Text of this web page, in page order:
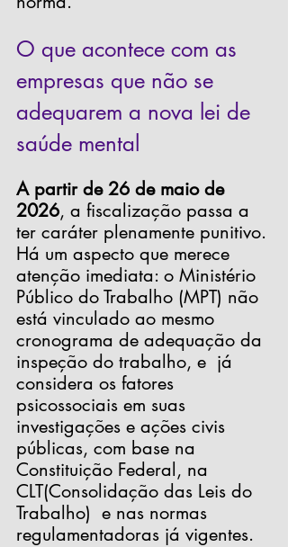
O que acontece com as
empresas que não se
adequarem a nova lei de
saúde mental
A partir de 26 de maio de
2026, a fiscalização passa a
ter caráter plenamente punitivo.
Há um aspecto que merece
atenção imediata: o Ministério
Público do Trabalho (MPT) não
está vinculado ao mesmo
cronograma de adequação da
inspeção do trabalho, e  já
considera os fatores
psicossociais em suas
investigações e ações civis
públicas, com base na
Constituição Federal, na
CLT(Consolidação das Leis do
Trabalho)  e nas normas
regulamentadoras já vigentes.